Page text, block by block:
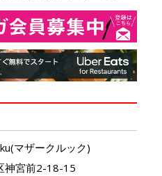
マザークルック)
神宮前2-18-15